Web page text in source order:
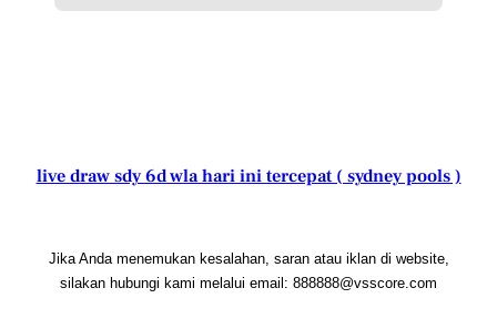
live draw sdy 6d wla hari ini tercepat ( sydney pools )
Jika Anda menemukan kesalahan, saran atau iklan di website,
silakan hubungi kami melalui email: 888888@vsscore.com